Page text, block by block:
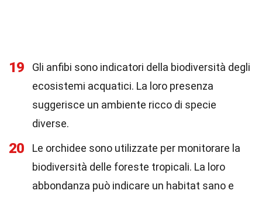
19
Gli anfibi sono indicatori della biodiversità degli
ecosistemi acquatici. La loro presenza
suggerisce un ambiente ricco di specie
diverse.
20
Le orchidee sono utilizzate per monitorare la
biodiversità delle foreste tropicali. La loro
abbondanza può indicare un habitat sano e